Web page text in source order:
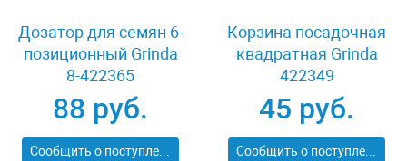
Дозатор для семян 6-
позиционный Grinda
8-422365
88 руб.
Сообщить о поступлении
Корзина посадочная
квадратная Grinda
422349
45 руб.
Сообщить о поступлении